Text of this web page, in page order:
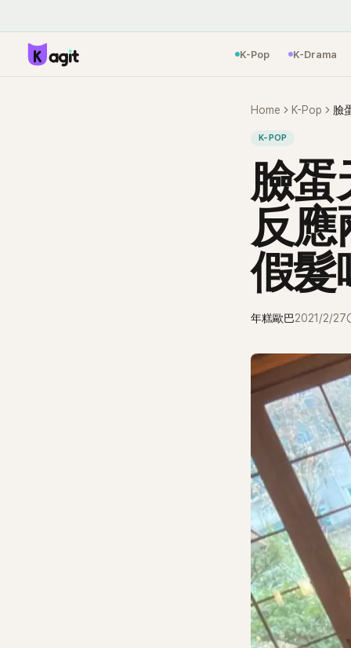
K-Pop K-Drama
Home K-Pop 臉
K-POP
臉蛋
反應
假髮
年糕歐巴2021/2/27